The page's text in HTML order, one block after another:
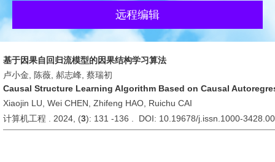
远程编辑
基于因果自回归流模型的因果结构学习算法
卢小金, 陈薇, 郝志峰, 蔡瑞初
Causal Structure Learning Algorithm Based on Causal
Xiaojin LU, Wei CHEN, Zhifeng HAO, Ruichu CAI
计算机工程 . 2024, (3): 131 -136 . DOI: 10.19678/j.issn.1000-